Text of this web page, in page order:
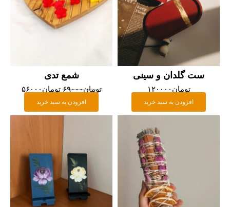
ست گلدان و سینی
تومان۱۲۰۰۰۰
افزودن به سبد خرید
شمع تدی
تومان۶۹۰۰۰ تومان۵۶۰۰۰
افزودن به سبد خرید